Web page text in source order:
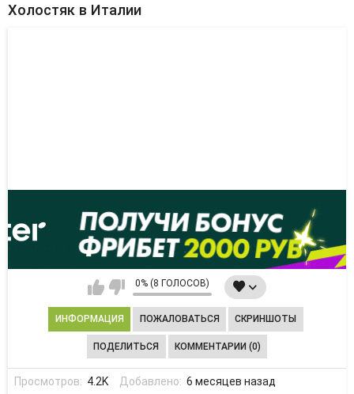
Холостяк в Италии
0% (8 ГОЛОСОВ)
ИНФОРМАЦИЯ ПОЖАЛОВАТЬСЯ СКРИНШОТЫ
ПОДЕЛИТЬСЯ КОММЕНТАРИИ (0)
Просмотров: 4.2K Добавлено: 6 месяцев назад